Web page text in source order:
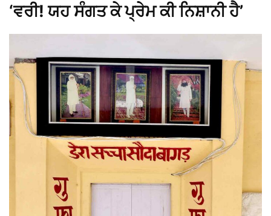
‘ਵਰੀ! ਯਹ ਸੰਗਤ ਕੇ ਪ੍ਰੇਮ ਕੀ ਨਿਸ਼ਾਨੀ ਹੈ’